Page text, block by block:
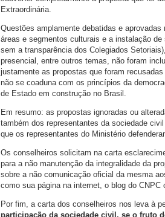
Extraordinária.
Questões amplamente debatidas e
áreas e segmentos culturais e a instalação
sem a transparência dos Colegiados
presencial, entre outros temas, não foram
justamente as propostas que foram
não se coaduna com os princípios da
de Estado em construção no Brasil.
Em resumo: as propostas ignoradas ou
também dos representantes da sociedade
que os representantes do Ministério
Os conselheiros solicitam na carta
para a não manutenção da integralidade da
sobre a não comunicação oficial da mesma
como sua página na internet, o blog do
Por fim, a carta dos conselheiros nos leva à
participação da sociedade civil, se o fruto